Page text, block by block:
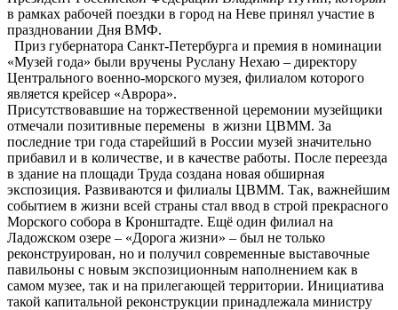
в рамках рабочей поездки в город на Неве принял участие в
праздновании Дня ВМФ.
Приз губернатора Санкт-Петербурга и премия в номинации
«Музей года» были вручены Руслану Нехаю – директору
Центрального военно-морского музея, филиалом которого
является крейсер «Аврора».
Присутствовавшие на торжественной церемонии музейщики
отмечали позитивные перемены в жизни ЦВММ. За
последние три года старейший в России музей значительно
прибавил и в количестве, и в качестве работы. После переезда
в здание на площади Труда создана новая обширная
экспозиция. Развиваются и филиалы ЦВММ. Так, важнейшим
событием в жизни всей страны стал ввод в строй прекрасного
Морского собора в Кронштадте. Ещё один филиал на
Ладожском озере – «Дорога жизни» – был не только
реконструирован, но и получил современные выставочные
павильоны с новым экспозиционным наполнением как в
самом музее, так и на прилегающей территории. Инициатива
такой капитальной реконструкции принадлежала министру